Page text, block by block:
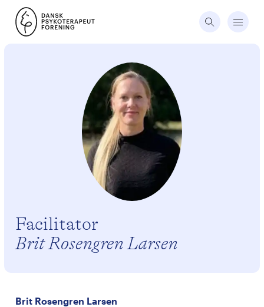
Facilitator
Brit Rosengren Larsen
Brit Rosengren Larsen